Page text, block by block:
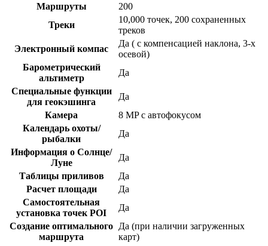
Маршруты
200
Треки
10,000 точек, 200 сохраненных
треков
Электронный компас
Да ( с компенсацией наклона, 3-х
осевой)
Барометрический
альтиметр
Да
Специальные функции
для геокэшинга
Да
Камера
8 MP с автофокусом
Календарь охоты/
рыбалки
Да
Информация о Солнце/
Луне
Да
Таблицы приливов
Да
Расчет площади
Да
Самостоятельная
установка точек POI
Да
Создание оптимального
маршрута
Да (при наличии загруженных
карт)